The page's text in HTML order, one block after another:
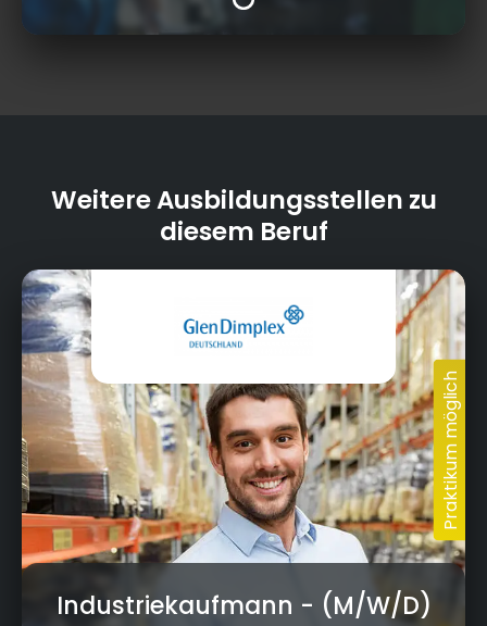
Weitere Ausbildungsstellen zu
diesem Beruf
Industriekaufmann - (M/W/D)